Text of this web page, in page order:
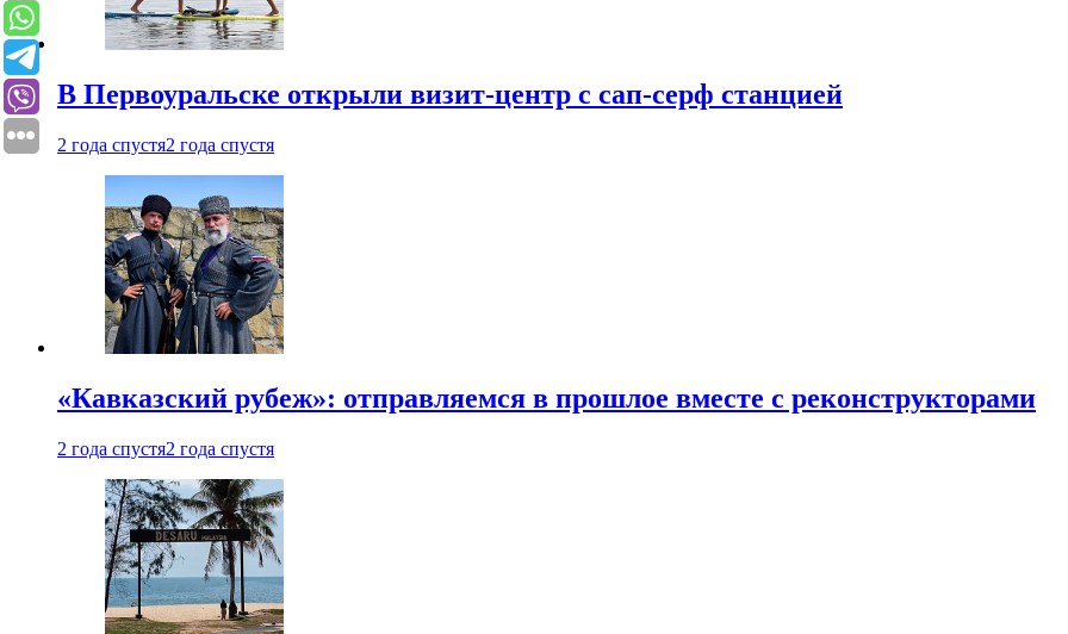
В Первоуральске открыли визит-центр с сап-серф станцией
2 года спустя2 года спустя
«Кавказский рубеж»: отправляемся в прошлое вместе с реконструкторами
2 года спустя2 года спустя